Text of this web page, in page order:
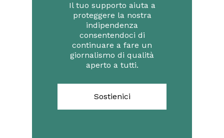
Il tuo supporto aiuta a
proteggere la nostra
indipendenza
consentendoci di
continuare a fare un
giornalismo di qualità
aperto a tutti.
Sostienici